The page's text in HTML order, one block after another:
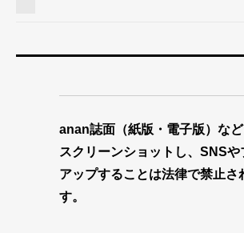
anan誌面（紙版・電子版）など
スクリーンショットし、SNSや
アップすることは法律で禁止さ
す。